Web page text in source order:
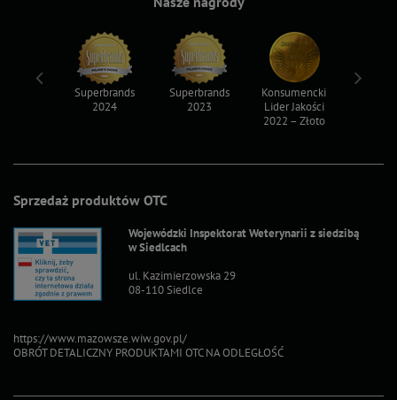
Sprzedaż produktów OTC
Wojewódzki Inspektorat Weterynarii z siedzibą
w Siedlcach
ul. Kazimierzowska 29
08-110 Siedlce
https://www.mazowsze.wiw.gov.pl/
OBRÓT DETALICZNY PRODUKTAMI OTC NA ODLEGŁOŚĆ
Superbrands
2024
Superbrands
2023
Konsumencki
Lider Jakości
2022 – Złoto